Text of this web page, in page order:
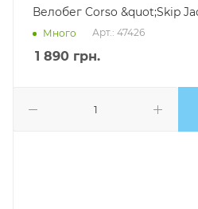
Велобег Corso &quot;Skip
Много Арт.: 47426
1 890 грн.